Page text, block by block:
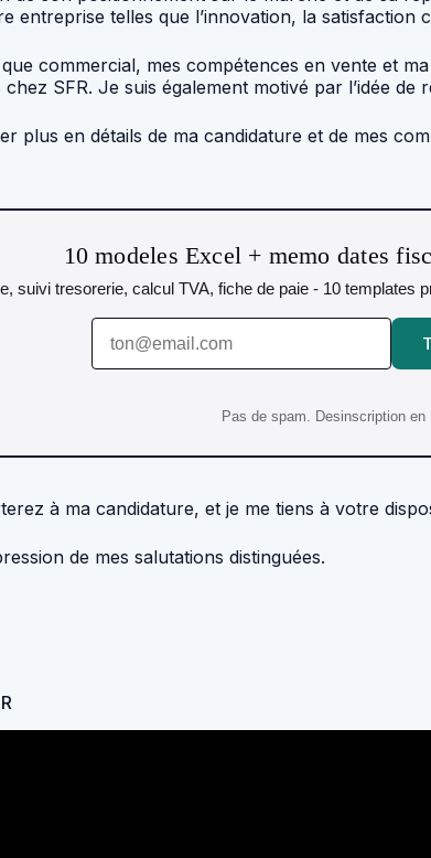
telles que l’innovation, la satisfaction
commercial, mes compétences en vente et
SFR. Je suis également motivé par l’idée
plus en détails de ma candidature et de mes
10 modeles Excel + memo dates
suivi tresorerie, calcul TVA, fiche de paie - 10 templates
Pas de spam. Desinscription en
à ma candidature, et je me tiens à votre
de mes salutations distinguées.